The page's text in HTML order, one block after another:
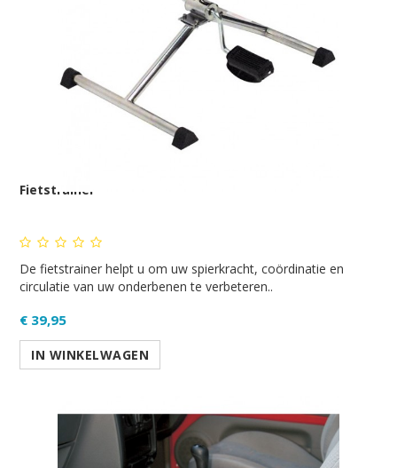
Fietstrainer
De fietstrainer helpt u om uw spierkracht, coördinatie en
circulatie van uw onderbenen te verbeteren..
€ 39,95
IN WINKELWAGEN